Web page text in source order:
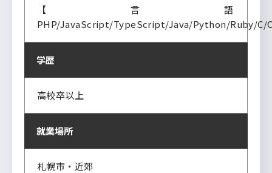
【言語
PHP/JavaScript/TypeScript/Java/Python/Ruby/C/
学歴
高校卒以上
就業場所
札幌市・近郊